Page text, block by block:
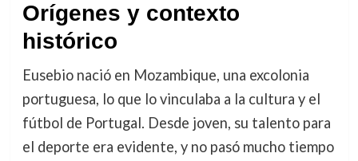
Orígenes y contexto
histórico
Eusebio nació en Mozambique, una excolonia
portuguesa, lo que lo vinculaba a la cultura y el
fútbol de Portugal. Desde joven, su talento para
el deporte era evidente, y no pasó mucho tiempo